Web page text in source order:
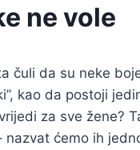
ne vole
čuli da su neke
kao da postoji
za sve žene?
nazvat ćemo ih